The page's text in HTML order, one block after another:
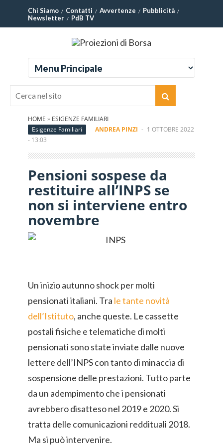
Chi Siamo Contatti Avvertenze
Pubblicità
Newsletter
PdB TV
HOME » ESIGENZE FAMILIARI
Esigenze Familiari
ANDREA PINZI - 1 OTTOBRE 2022
- 13:03
Pensioni sospese da
restituire all’INPS se
non si interviene entro
novembre
Un inizio autunno shock per molti
pensionati italiani. Tra le tante novità
dell’Istituto, anche queste. Le cassette
postali fisiche e telematiche di molti
pensionati sono state inviate dalle nuove
lettere dell’INPS con tanto di minaccia di
sospensione delle prestazioni. Tutto parte
da un adempimento che i pensionati
avrebbero disatteso nel 2019 e 2020. Si
tratta delle comunicazioni reddituali 2018.
Ma si può intervenire.